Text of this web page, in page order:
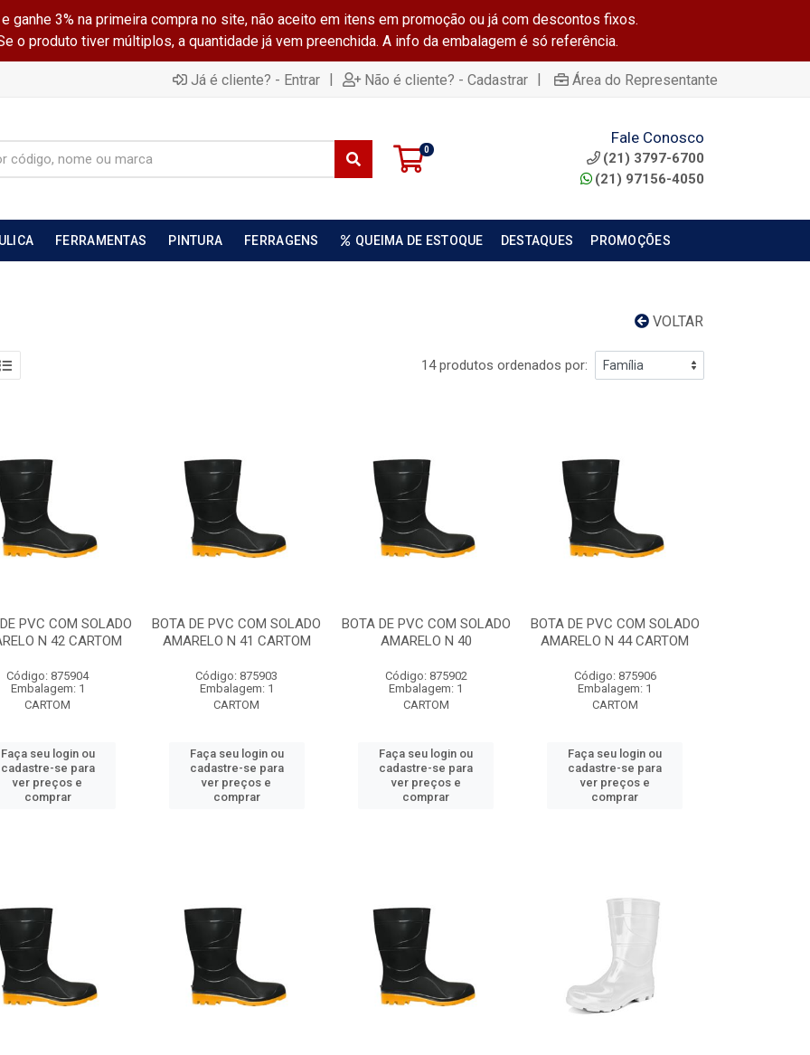
ganhe 3% na primeira compra no site, não aceito em itens em promoção ou já com descontos fixos.
o produto tiver múltiplos, a quantidade já vem preenchida. A info da embalagem é só referência.
Já é cliente? - Entrar | Não é cliente? - Cadastrar | Área do Representante
0
Fale Conosco
(21) 3797-6700
(21) 97156-4050
FERRAMENTAS PINTURA FERRAGENS QUEIMA DE ESTOQUE DESTAQUES PROMOÇÕES
VOLTAR
14 produtos ordenados por:
PVC COM SOLADO
N 42 CARTOM
Código: 875904
Embalagem: 1
CARTOM
Faça seu login ou
cadastre-se para
ver preços e
comprar
BOTA DE PVC COM SOLADO
AMARELO N 41 CARTOM
Código: 875903
Embalagem: 1
CARTOM
Faça seu login ou
cadastre-se para
ver preços e
comprar
BOTA DE PVC COM SOLADO
AMARELO N 40
Código: 875902
Embalagem: 1
CARTOM
Faça seu login ou
cadastre-se para
ver preços e
comprar
BOTA DE PVC COM SOLADO
AMARELO N 44 CARTOM
Código: 875906
Embalagem: 1
CARTOM
Faça seu login ou
cadastre-se para
ver preços e
comprar